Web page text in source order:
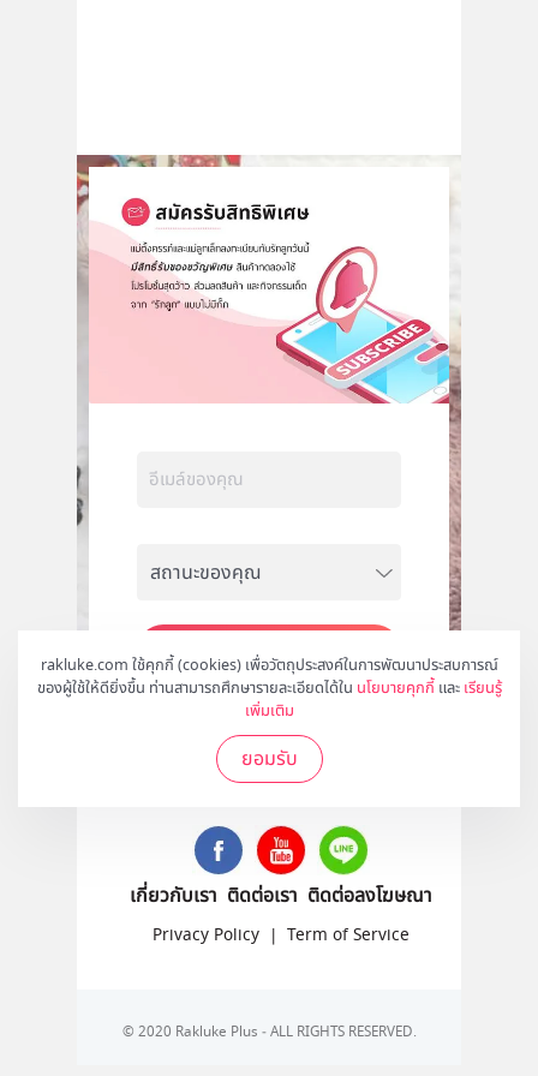
rakluke.com ใช้คุกกี้ (cookies) เพื่อวัตถุประสงค์ในการพัฒนาประสบการณ์
ของผู้ใช้ให้ดียิ่งขึ้น ท่านสามารถศึกษารายละเอียดได้ใน นโยบายคุกกี้ และ เรียนรู้
เพิ่มเติม
ยอมรับ
สมัคร
ติดตามเราได้ที่
เกี่ยวกับเรา ติดต่อเรา ติดต่อลงโฆษณา
Privacy Policy | Term of Service
© 2020 Rakluke Plus - ALL RIGHTS RESERVED.